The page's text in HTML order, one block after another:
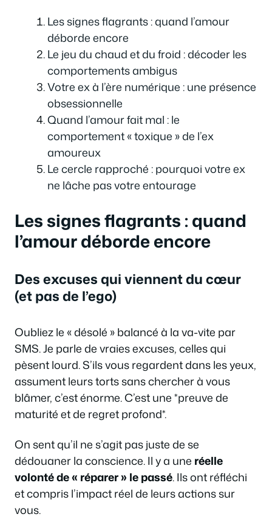
Les signes flagrants : quand l’amour
déborde encore
Le jeu du chaud et du froid : décoder les
comportements ambigus
Votre ex à l’ère numérique : une présence
obsessionnelle
Quand l’amour fait mal : le
comportement « toxique » de l’ex
amoureux
Le cercle rapproché : pourquoi votre ex
ne lâche pas votre entourage
Les signes flagrants : quand
l’amour déborde encore
Des excuses qui viennent du cœur
(et pas de l’ego)
Oubliez le « désolé » balancé à la va-vite par
SMS. Je parle de vraies excuses, celles qui
pèsent lourd. S’ils vous regardent dans les yeux,
assument leurs torts sans chercher à vous
blâmer, c’est énorme. C’est une *preuve de
maturité et de regret profond*.
On sent qu’il ne s’agit pas juste de se
dédouaner la conscience. Il y a une réelle
volonté de « réparer » le passé. Ils ont réfléchi
et compris l’impact réel de leurs actions sur
vous.